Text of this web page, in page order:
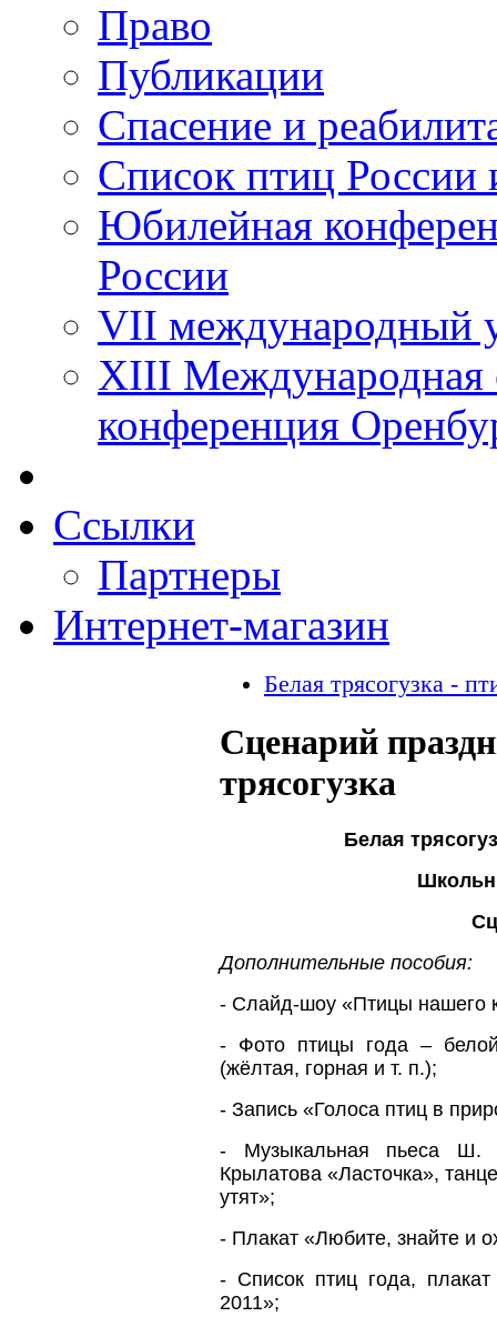
Право
Публикации
Спасение и
Список птиц России
Юбилейная
России
VII международный
XIII Международная
конференция
Ссылки
Партнеры
Интернет-магазин
Белая трясогузка -
Сценарий
трясогузка
Белая
Дополнительные пособия:
- Слайд-шоу «Птицы нашего
- Фото птицы года –
(жёлтая, горная и т. п.);
- Запись «Голоса птиц в
- Музыкальная пьеса Ш.
Крылатова «Ласточка»,
утят»;
- Плакат «Любите, знайте и
- Список птиц года,
2011»;